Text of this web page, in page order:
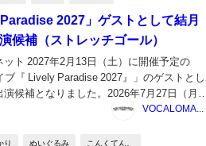
2027」ゲストとして結月
候補（ストレッチゴール）
ット 2027年2月13日（土）に開催予定の
ブ『 Lively Paradise 2027』」のゲストとし
候補となりました。2026年7月27日（月）
ンディング「GUMI・がくぽ・ウナ 3Dラ
り ぬいぐるみ こんくてん。